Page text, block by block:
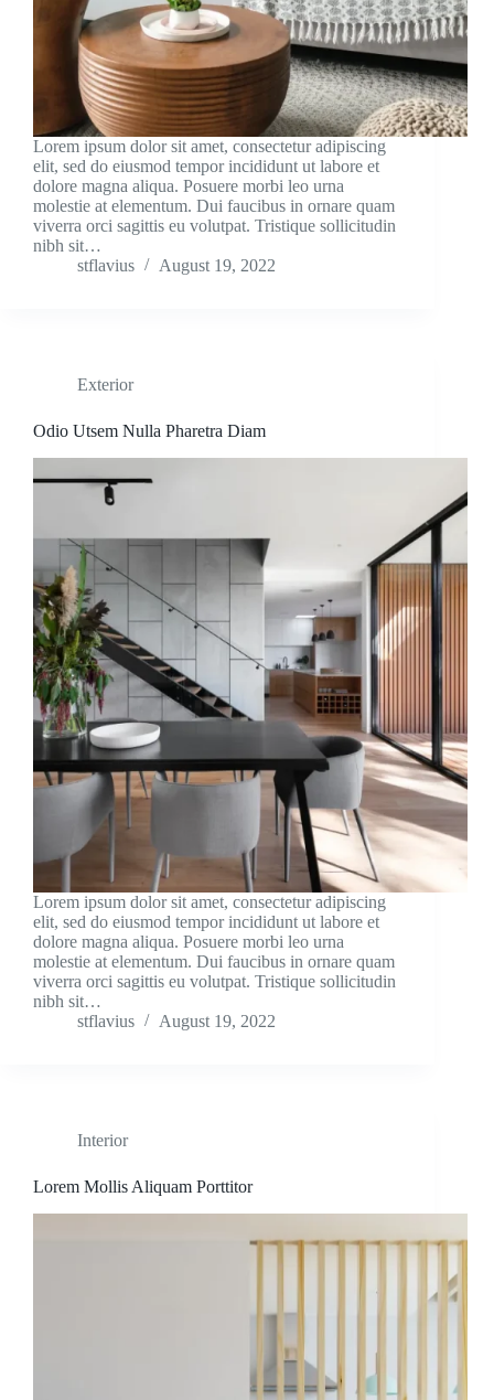
Lorem ipsum dolor sit amet, consectetur adipiscing
elit, sed do eiusmod tempor incididunt ut labore et
dolore magna aliqua. Posuere morbi leo urna
molestie at elementum. Dui faucibus in ornare quam
viverra orci sagittis eu volutpat. Tristique sollicitudin
nibh sit…
stflavius
August 19, 2022
Exterior
Odio Utsem Nulla Pharetra Diam
Lorem ipsum dolor sit amet, consectetur adipiscing
elit, sed do eiusmod tempor incididunt ut labore et
dolore magna aliqua. Posuere morbi leo urna
molestie at elementum. Dui faucibus in ornare quam
viverra orci sagittis eu volutpat. Tristique sollicitudin
nibh sit…
stflavius
August 19, 2022
Interior
Lorem Mollis Aliquam Porttitor